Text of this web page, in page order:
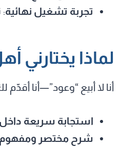
تجربة تشغيل نهائية:
لماذا يختارني
أنا لا أبيع “وعود”—أنا
استجابة سريعة داخل
شرح مختصر ومفهوم